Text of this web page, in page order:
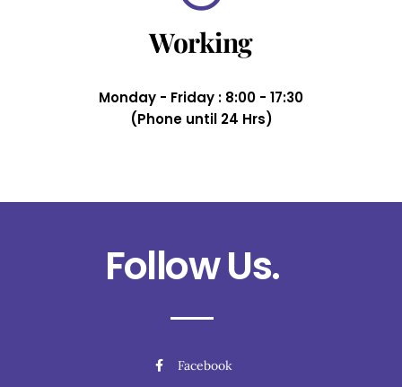
Working
Monday - Friday : 8:00 - 17:30
(Phone until 24 Hrs)
Follow Us.
Facebook